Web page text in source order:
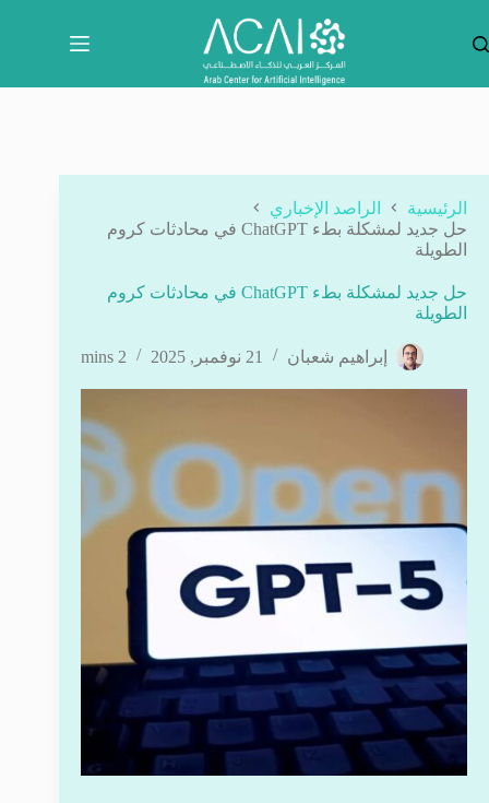
المحتوى
الرئيسية
الراصد الإخباري
حل جديد لمشكلة بطء ChatGPT في محادثات كروم
الطويلة
حل جديد لمشكلة بطء ChatGPT في محادثات كروم
الطويلة
إبراهيم شعبان 21 نوفمبر, 2025 2 mins